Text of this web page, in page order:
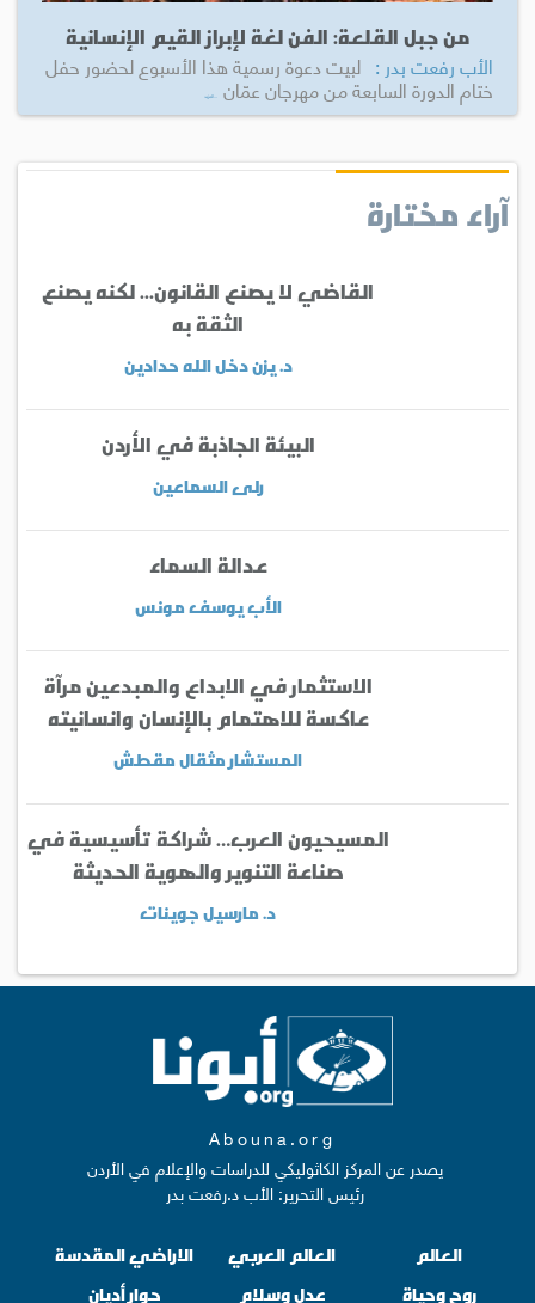
من جبل القلعة: الفن لغة لإبراز القيم الإنسانية
الأب رفعت بدر : لبيت دعوة رسمية هذا الأسبوع لحضور حفل
ختام الدورة السابعة من مهرجان عمّان ...المزيد
آراء مختارة
القاضي لا يصنع القانون... لكنه يصنع
الثقة به
د. يزن دخل الله حدادين
البيئة الجاذبة في الأردن
رلى السماعين
عدالة السماء
الأب يوسف مونس
الاستثمار في الابداع والمبدعين مرآة
عاكسة للاهتمام بالإنسان وانسانيته
المستشار مثقال مقطش
المسيحيون العرب… شراكة تأسيسية في
صناعة التنوير والهوية الحديثة
د. مارسيل جوينات
Abouna.org
يصدر عن المركز الكاثوليكي للدراسات والإعلام في الأردن
رئيس التحرير: الأب د.رفعت بدر
العالم العالم العربي
الاراضي المقدسة
روح وحياة
عدل وسلام حوار أديان